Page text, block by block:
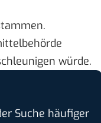
würde.
Suche häufiger